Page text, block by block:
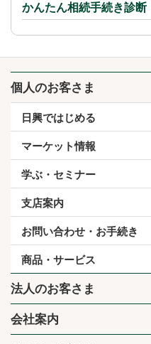
かんたん相続手続き診断
個人のお客さま
日興ではじめる
マーケット情報
学ぶ・セミナー
支店案内
お問い合わせ・お手続き
商品・サービス
法人のお客さま
会社案内